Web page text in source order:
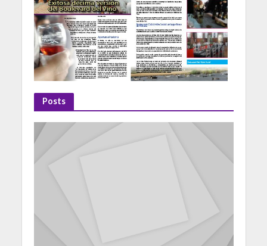
Posts